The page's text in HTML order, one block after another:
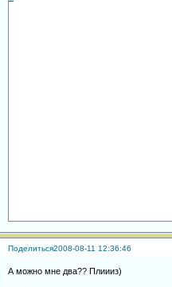
Поделиться2008-08-11 12:36:46
А можно мне два?? Плиииз)